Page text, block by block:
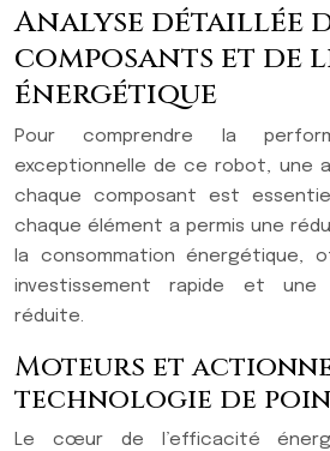
Analyse détaillée
composants et de
énergétique
Pour comprendre la
exceptionnelle de ce robot, une
chaque composant est
chaque élément a permis une
la consommation énergétique,
investissement rapide et une
réduite.
Moteurs et
technologie de
Le cœur de l’efficacité